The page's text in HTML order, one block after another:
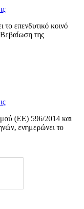
επενδυτικό κοινό
της
(ΕΕ) 596/2014 και
ενημερώνει το